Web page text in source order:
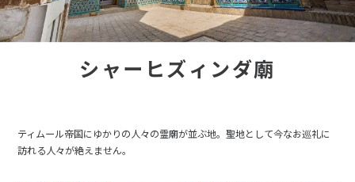
シャーヒズィンダ廟
ティムール帝国にゆかりの人々の霊廟が並ぶ地。聖地として今なお巡礼に
訪れる人々が絶えません。